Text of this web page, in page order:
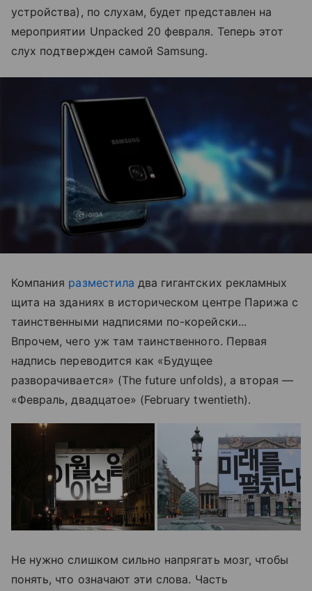
устройства), по слухам, будет представлен на
мероприятии Unpacked 20 февраля. Теперь этот
слух подтвержден самой Samsung.
Компания разместила два гигантских рекламных
щита на зданиях в историческом центре Парижа с
таинственными надписями по-корейски...
Впрочем, чего уж там таинственного. Первая
надпись переводится как «Будущее
разворачивается» (The future unfolds), а вторая —
«Февраль, двадцатое» (February twentieth).
Не нужно слишком сильно напрягать мозг, чтобы
понять, что означают эти слова. Часть